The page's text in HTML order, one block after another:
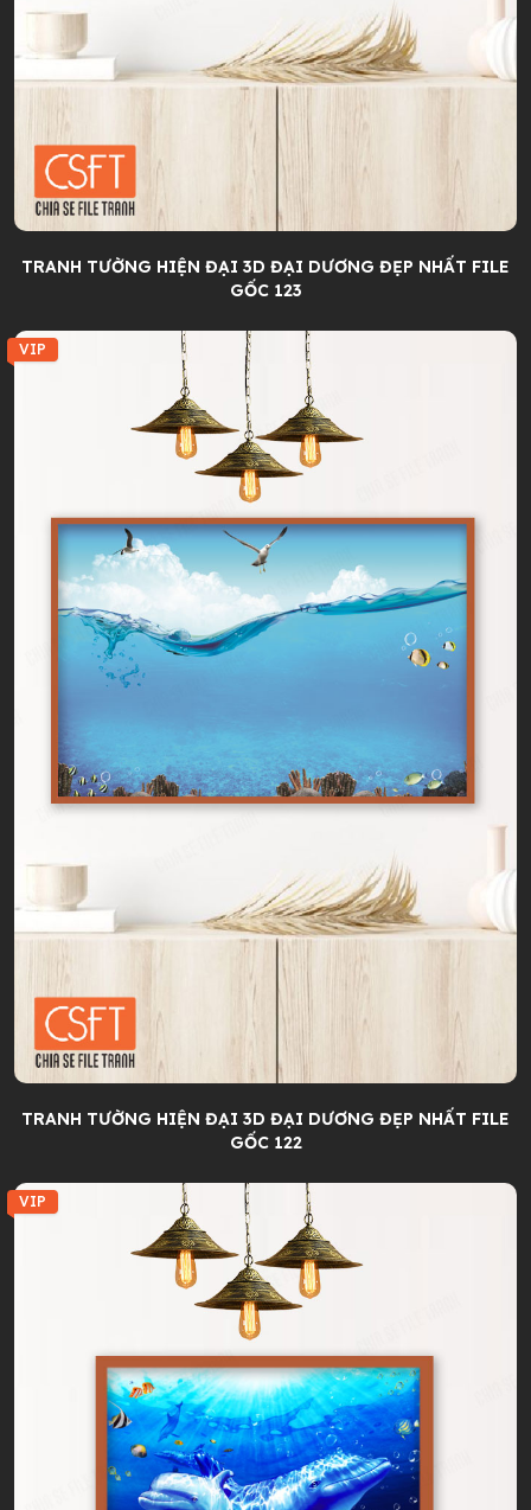
TRANH TƯỜNG HIỆN ĐẠI 3D ĐẠI DƯƠNG ĐẸP NHẤT FILE
GỐC 123
VIP
TRANH TƯỜNG HIỆN ĐẠI 3D ĐẠI DƯƠNG ĐẸP NHẤT FILE
GỐC 122
VIP